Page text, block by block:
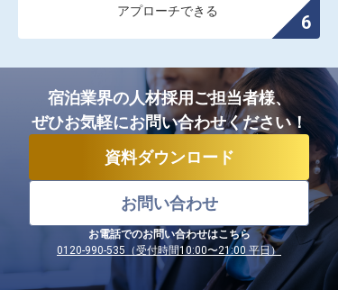
アプローチできる
宿泊業界の人材採用ご担当者様、
ぜひお気軽にお問い合わせください！
お問い合わせ
資料ダウンロード
お電話でのお問い合わせはこちら
0120-990-535（受付時間10:00〜21:00 平日）